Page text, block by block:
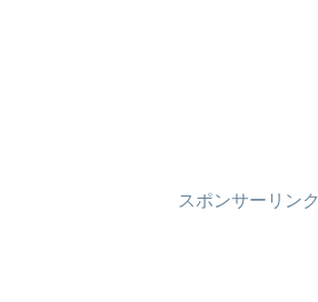
スポンサーリンク